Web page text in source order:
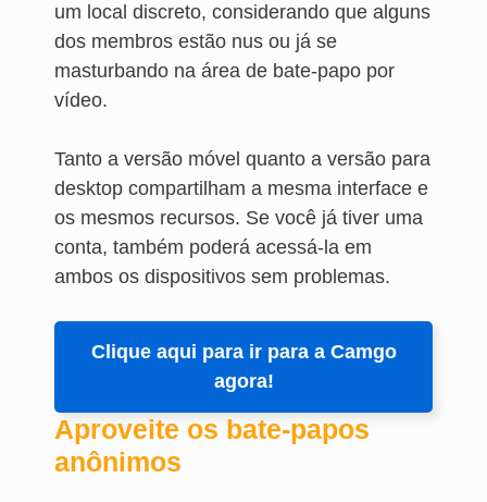
um local discreto, considerando que alguns
dos membros estão nus ou já se
masturbando na área de bate-papo por
vídeo.
Tanto a versão móvel quanto a versão para
desktop compartilham a mesma interface e
os mesmos recursos. Se você já tiver uma
conta, também poderá acessá-la em
ambos os dispositivos sem problemas.
Clique aqui para ir para a Camgo
agora!
Aproveite os bate-papos
anônimos